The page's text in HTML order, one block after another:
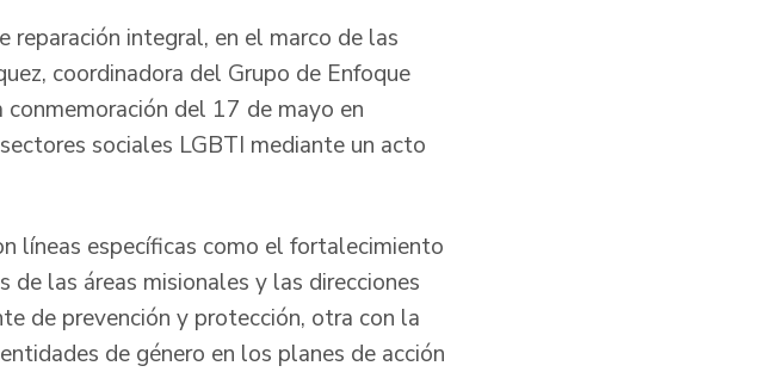
reparación integral, en el marco de las
coordinadora del Grupo de Enfoque
conmemoración del 17 de mayo en
sociales LGBTI mediante un acto
líneas específicas como el fortalecimiento
las áreas misionales y las direcciones
de prevención y protección, otra con la
de género en los planes de acción